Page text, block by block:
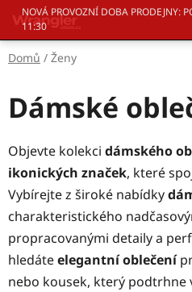
Přejít
obsah
NOVÁ PROVOZNÍ DOBA PRODEJNY:
11:30
Domů / Ženy
Dámské
Objevte kolekci dámského
ikonických značek, které
Vybírejte z široké nabídky
charakteristického
propracovanými detaily a
hledáteelegantní oblečení
nebo kousek, který podtrhne